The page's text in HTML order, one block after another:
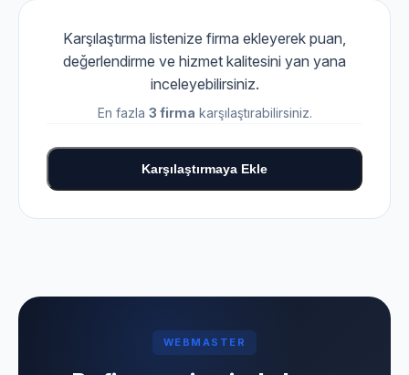
Karşılaştırma listenize firma ekleyerek puan,
değerlendirme ve hizmet kalitesini yan yana
inceleyebilirsiniz.
En fazla 3 firma karşılaştırabilirsiniz.
Karşılaştırmaya Ekle
WEBMASTER